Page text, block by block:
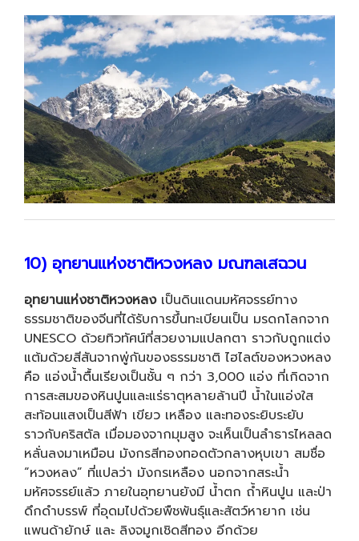
10) อุทยานแห่งชาติหวงหลง มณฑลเสฉวน
อุทยานแห่งชาติหวงหลงเป็นดินแดนมหัศจรรย์ทาง
ธรรมชาติของจีนที่ได้รับการขึ้นทะเบียนเป็น มรดกโลกจาก
UNESCO ด้วยทิวทัศน์ที่สวยงามแปลกตา ราวกับถูกแต่ง
แต้มด้วยสีสันจากพู่กันของธรรมชาติ ไฮไลต์ของหวงหลง
คือ แอ่งน้ำตื้นเรียงเป็นชั้น ๆ กว่า 3,000 แอ่ง ที่เกิดจาก
การสะสมของหินปูนและแร่ธาตุหลายล้านปี น้ำในแอ่งใส
สะท้อนแสงเป็นสีฟ้า เขียว เหลือง และทองระยิบระยับ
ราวกับคริสตัล เมื่อมองจากมุมสูง จะเห็นเป็นลำธารไหลลด
หลั่นลงมาเหมือน มังกรสีทองทอดตัวกลางหุบเขา สมชื่อ
“หวงหลง” ที่แปลว่า มังกรเหลือง นอกจากสระน้ำ
มหัศจรรย์แล้ว ภายในอุทยานยังมี น้ำตก ถ้ำหินปูน และป่า
ดึกดำบรรพ์ ที่อุดมไปด้วยพืชพันธุ์และสัตว์หายาก เช่น
แพนด้ายักษ์ และ ลิงจมูกเชิดสีทอง อีกด้วย